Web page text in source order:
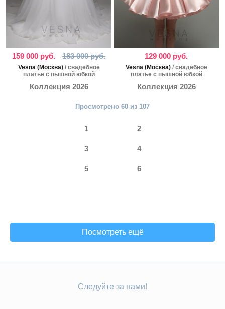
159 000 руб. 183 000 руб.
Vesna (Москва)/ свадебное
платье с пышной юбкой
Коллекция 2026
129 000 руб.
Vesna (Москва)/ свадебное
платье с пышной юбкой
Коллекция 2026
Просмотрено 60 из 107
1 2
3 4
5 6
Посмотреть ещё
Следуйте за нами!